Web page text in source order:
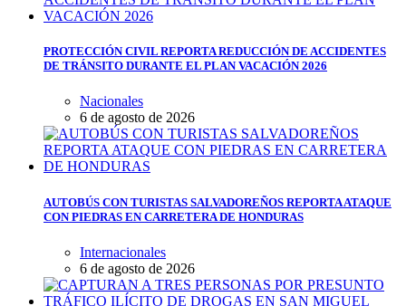
PROTECCIÓN CIVIL REPORTA REDUCCIÓN DE ACCIDENTES
DE TRÁNSITO DURANTE EL PLAN VACACIÓN 2026
Nacionales
6 de agosto de 2026
AUTOBÚS CON TURISTAS SALVADOREÑOS REPORTA ATAQUE
CON PIEDRAS EN CARRETERA DE HONDURAS
Internacionales
6 de agosto de 2026